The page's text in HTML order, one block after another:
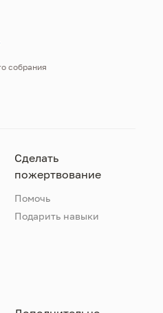
собрания
Сделать
пожертвование
Помочь
Подарить навыки